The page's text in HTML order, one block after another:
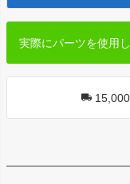
実際にパーツを使用